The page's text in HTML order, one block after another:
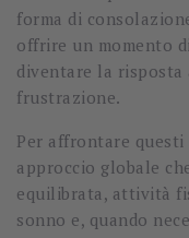
forma di
offrire un momento
diventare la risposta
frustrazione.
Per affrontare
approccio globale
equilibrata, attività
sonno e, quando